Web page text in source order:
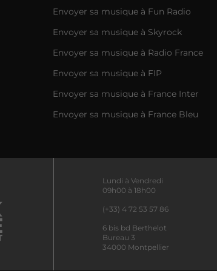
Envoyer sa musique à Fun Radio
Envoyer sa musique à Skyrock
Envoyer sa musique à Radio France
Envoyer sa musique à FIP
Envoyer sa musique à France Inter
Envoyer sa musique à France Bleu
Lundi à Vendredi
09h00 à 18h00
(+33) 4 72 53 57 86
6 bis bd Berthelot
Bureau 3
34000 Montpellier